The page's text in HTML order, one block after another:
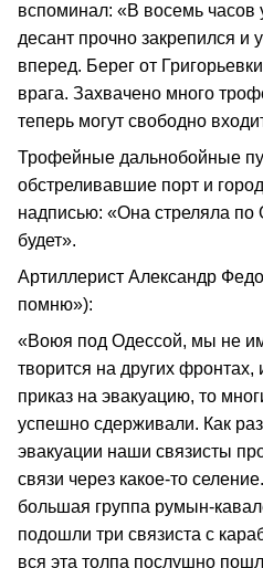
вспоминал: «В восемь часов
десант прочно закрепился и
вперед. Берег от
врага. Захвачено много
теперь могут свободно
Трофейные дальнобойные
обстреливавшие порт и
надписью: «Она стреляла
будет».
Артиллерист Александр
помню»):
«Воюя под Одессой, мы не
творится на других фронтах,
приказ на эвакуацию, то
успешно сдерживали. Как
эвакуации наши связисты
связи через какое-то
большая группа румын-
подошли три связиста с
вся эта толпа послушно